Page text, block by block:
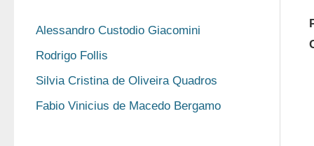
Alessandro Custodio Giacomini
Rodrigo Follis
Silvia Cristina de Oliveira Quadros
Fabio Vinicius de Macedo Bergamo